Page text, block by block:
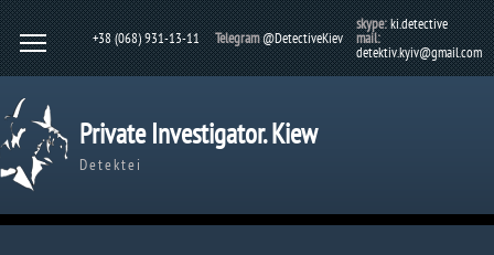
+38 (068) 931-13-11 Telegram@DetectiveKiev
skype:ki.detective
mail:
detektiv.kyiv@gmail.com
Private Investigator. Kiew
Detektei